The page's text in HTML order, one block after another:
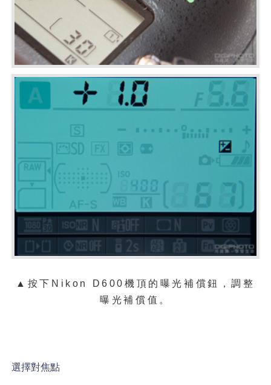
▲按下Nikon D600機頂的曝光補償鈕，調整
曝光補償值。
選擇對焦點